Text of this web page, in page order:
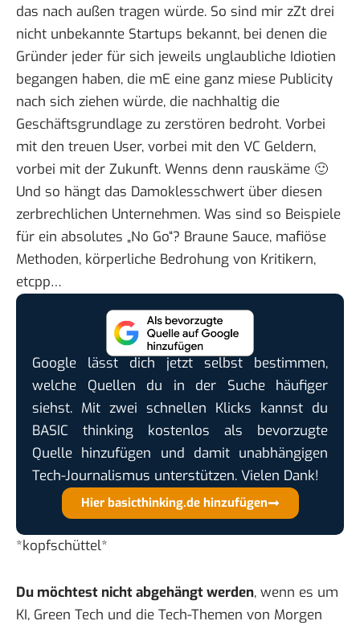
das nach außen tragen würde. So sind mir zZt drei
nicht unbekannte Startups bekannt, bei denen die
Gründer jeder für sich jeweils unglaubliche Idiotien
begangen haben, die mE eine ganz miese Publicity
nach sich ziehen würde, die nachhaltig die
Geschäftsgrundlage zu zerstören bedroht. Vorbei
mit den treuen User, vorbei mit den VC Geldern,
vorbei mit der Zukunft. Wenns denn rauskäme 🙂
Und so hängt das Damoklesschwert über diesen
zerbrechlichen Unternehmen. Was sind so Beispiele
für ein absolutes „No Go“? Braune Sauce, mafiöse
Methoden, körperliche Bedrohung von Kritikern,
etcpp…
Google lässt dich jetzt selbst bestimmen,
welche Quellen du in der Suche häufiger
siehst. Mit zwei schnellen Klicks kannst du
BASIC thinking kostenlos als bevorzugte
Quelle hinzufügen und damit unabhängigen
Tech-Journalismus unterstützen. Vielen Dank!
Hier basicthinking.de hinzufügen
*kopfschüttel*
Du möchtest nicht abgehängt werden, wenn es um
KI, Green Tech und die Tech-Themen von Morgen